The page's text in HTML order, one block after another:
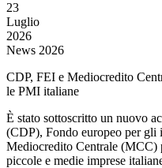
23
Luglio
2026
News 2026
CDP, FEI e Mediocredito
le PMI italiane
È stato sottoscritto un nuovo
(CDP), Fondo europeo per
Mediocredito Centrale (MCC)
piccole e medie imprese